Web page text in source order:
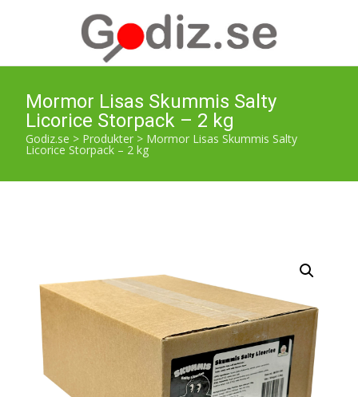
Mormor Lisas Skummis Salty
Licorice Storpack – 2 kg
Godiz.se > Produkter > Mormor Lisas Skummis Salty
Licorice Storpack – 2 kg